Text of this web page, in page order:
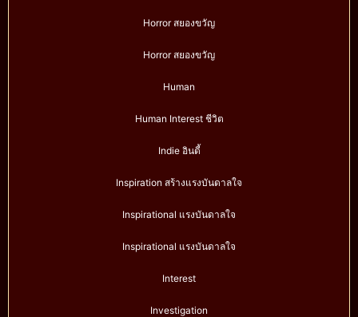
Horror สยองขวัญ
Horror สยองขวัญ
Human
Human Interest ชีวิต
Indie อินดี้
Inspiration สร้างแรงบันดาลใจ
Inspirational แรงบันดาลใจ
Inspirational แรงบันดาลใจ
Interest
Investigation